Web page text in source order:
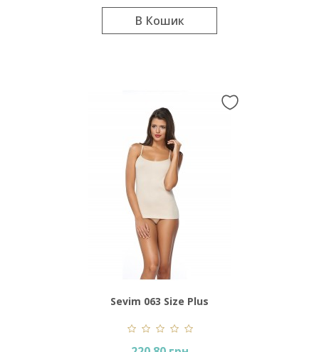
В Кошик
Sevim 063 Size Plus